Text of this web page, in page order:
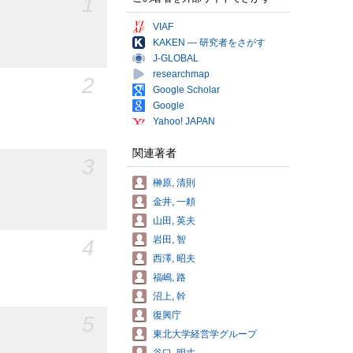
2
4
VIAF
KAKEN — 研究者をさがす
J-GLOBAL
researchmap
Google Scholar
Google
Yahoo! JAPAN
関連著者
榊原, 清則
金井, 一頼
山田, 英夫
岩田, 智
西澤, 昭夫
福嶋, 路
沼上, 幹
復興庁
東北大学経営学グループ